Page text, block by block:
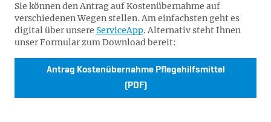
Sie können den Antrag auf Kostenübernahme auf
verschiedenen Wegen stellen. Am einfachsten geht es
digital über unsere ServiceApp. Alternativ steht Ihnen
unser Formular zum Download bereit:
Antrag Kostenübernahme Pflegehilfsmittel
(PDF)